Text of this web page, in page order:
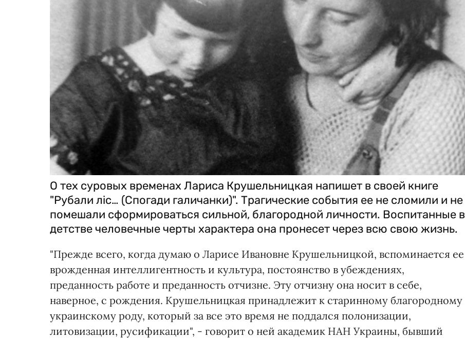
О тех суровых временах Лариса Крушельницкая напишет в своей книге
"Рубали ліс… (Спогади галичанки)". Трагические события ее не сломили и не
помешали сформироваться сильной, благородной личности. Воспитанные в
детстве человечные черты характера она пронесет через всю свою жизнь.
"Прежде всего, когда думаю о Ларисе Ивановне Крушельницкой, вспоминается ее
врожденная интеллигентность и культура, постоянство в убеждениях,
преданность работе и преданность отчизне. Эту отчизну она носит в себе,
наверное, с рождения. Крушельницкая принадлежит к старинному благородному
украинскому роду, который за все это время не поддался полонизации,
литовизации, русификации", - говорит о ней академик НАН Украины, бывший